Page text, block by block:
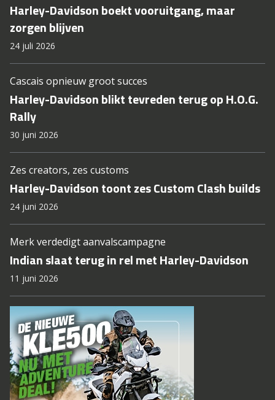
Harley-Davidson boekt vooruitgang, maar
zorgen blijven
24 juli 2026
Cascais opnieuw groot succes
Harley-Davidson blikt tevreden terug op H.O.G.
Rally
30 juni 2026
Zes creators, zes customs
Harley-Davidson toont zes Custom Clash builds
24 juni 2026
Merk verdedigt aanvalscampagne
Indian slaat terug in rel met Harley-Davidson
11 juni 2026